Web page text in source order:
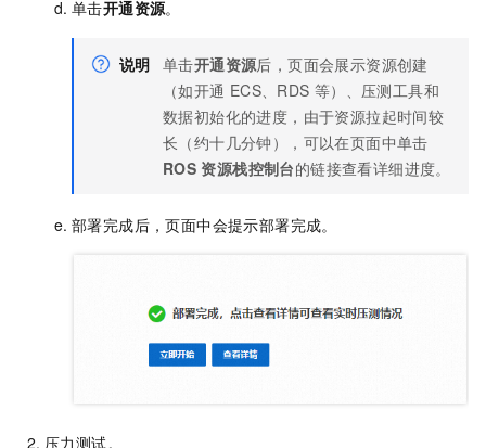
单击开通资源。
说明 单击开通资源后，页面会展示资源创建
（如开通 ECS、RDS 等）、压测工具和
数据初始化的进度，由于资源拉起时间较
长（约十几分钟），可以在页面中单击
ROS 资源栈控制台的链接查看详细进度。
部署完成后，页面中会提示部署完成。
压力测试。